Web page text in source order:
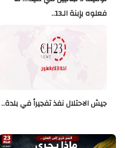
فعلوه بإبنة الـ13..
جيش الاحتلال نفذ تفجيراً في بلدة..